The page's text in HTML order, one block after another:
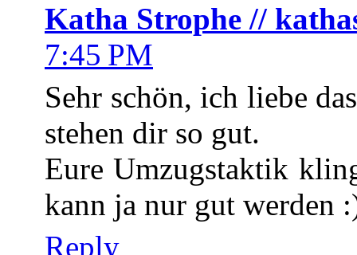
Katha Strophe //
7:45 PM
Sehr schön, ich liebe
stehen dir so gut.
Eure Umzugstaktik
kann ja nur gut werden
Reply